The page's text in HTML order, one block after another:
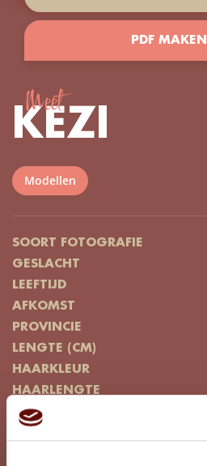
PDF MAKEN
Meet
KEZI
Modellen
SOORT FOTOGRAFIE
GESLACHT
LEEFTIJD
AFKOMST
PROVINCIE
LENGTE (CM)
HAARKLEUR
HAARLENGTE
HAARTYPE